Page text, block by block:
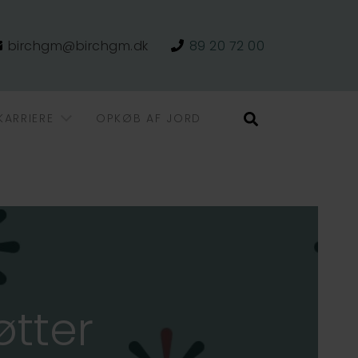
birchgm@birchgm.dk 89 20 72 00
OPKØB AF JORD